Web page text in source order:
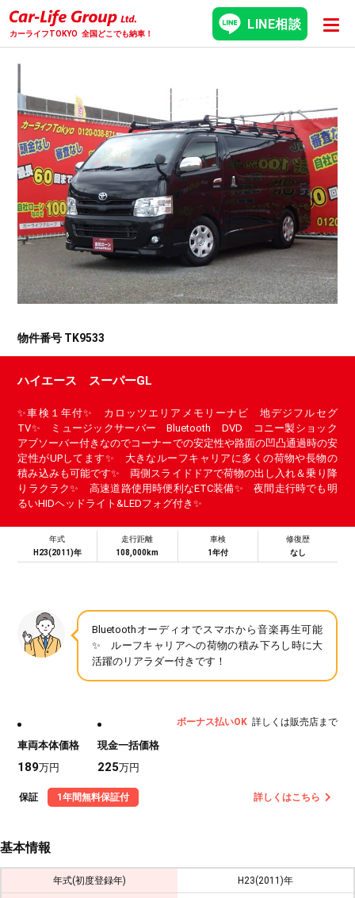
カーライフTOKYO 全国どこでも納車！
LINE相談
物件番号 TK9533
ハイエース スーパーGL
✨車検１年付✨ カロッツエリアメモリーナビ 地デジフルセグ
TV✨ ミュージックサーバー Bluetooth DVD コニー製ショック
アブソーバー付きなのでコーナーでの安定性や路面の凹凸通過時の安
定性がUPしてます✨ 大きなルーフキャリアに多くの荷物や長物の
積み込みも可能です✨ 両側スライドドアで荷物の出し入れ＆乗り降
りラクラク✨ 高速道路使用時便利なETC装備✨ 夜間走行時でも明
るいHIDヘッドライト&LEDフォグ付き✨
年式
H23(2011)年
走行距離
108,000km
車検
1年付
修復歴
なし
Bluetoothオーディオでスマホから音楽再生可能
✨ ルーフキャリアへの荷物の積み下ろし時に大
活躍のリアラダー付きです！
車両本体価格
189万円
現金一括価格
225万円
ボーナス払いOK 詳しくは販売店まで
保証 1年間無料保証付 詳しくはこちら
基本情報
年式(初度登録年) H23(2011)年